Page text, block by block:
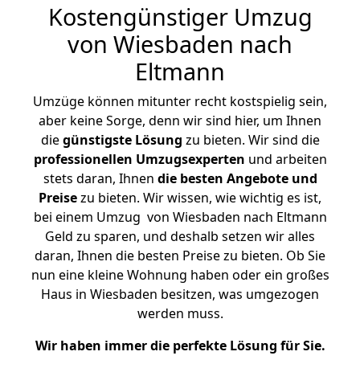
Kostengünstiger Umzug
von Wiesbaden nach
Eltmann
Umzüge können mitunter recht kostspielig sein,
aber keine Sorge, denn wir sind hier, um Ihnen
diegünstigste Lösung zu bieten. Wir sind die
professionellen Umzugsexperten und arbeiten
stets daran, Ihnen die besten Angebote und
Preisezu bieten. Wir wissen, wie wichtig es ist,
bei einem Umzug von Wiesbaden nach Eltmann
Geld zu sparen, und deshalb setzen wir alles
daran, Ihnen die besten Preise zu bieten. Ob Sie
nun eine kleine Wohnung haben oder ein großes
Haus in Wiesbaden besitzen, was umgezogen
werden muss.
Wir haben immer die perfekte Lösung für Sie.